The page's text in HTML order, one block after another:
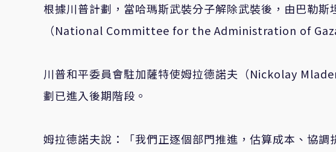
根據川普計劃，當哈瑪斯武裝分子解除武裝後，由巴勒斯
（National Committee for the Administration of
川普和平委員會駐加薩特使姆拉德諾夫（Nickolay
劃已進入後期階段。
姆拉德諾夫說：「我們正逐個部門推進，估算成本、協